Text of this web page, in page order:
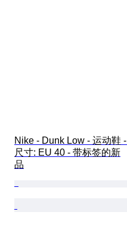
Nike - Dunk Low - 运动鞋 -
尺寸: EU 40 - 带标签的新
品